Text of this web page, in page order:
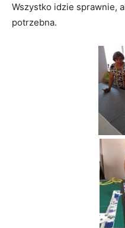
Wszystko idzie sprawnie,
potrzebna.